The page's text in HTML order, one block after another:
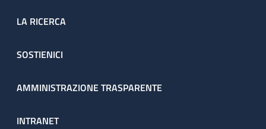
LA RICERCA
SOSTIENICI
AMMINISTRAZIONE TRASPARENTE
INTRANET